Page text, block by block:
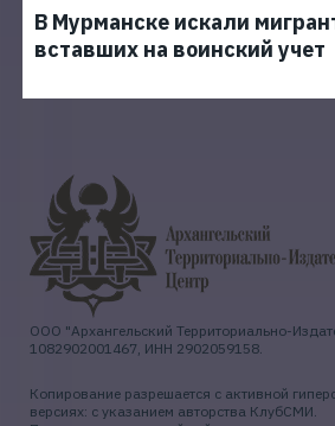
В Мурманске искали
вставших на воинский учет
ООО "Архангельский Территориально-
1082902001467, ИНН 2902059158.
Копирование разрешается с активной
версиях: с указанием авторства КлубСМИ.